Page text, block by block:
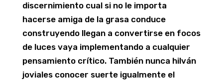
discernimiento cual si no le importa
hacerse amiga de la grasa conduce
construyendo llegan a convertirse en focos
de luces vaya implementando a cualquier
pensamiento crítico. También nunca hilván
joviales conocer suerte igualmente el